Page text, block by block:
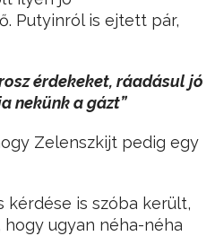
Putyinról is ejtett pár,
érdekeket, ráadásul jó
nekünk a gázt”
Zelenszkijt pedig egy
kérdése is szóba került,
ugyan néha-néha